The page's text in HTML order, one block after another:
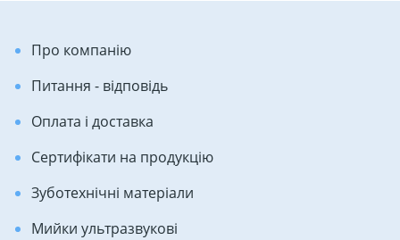
Про компанію
Питання - відповідь
Оплата і доставка
Сертифікати на продукцію
Зуботехнічні матеріали
Мийки ультразвукові